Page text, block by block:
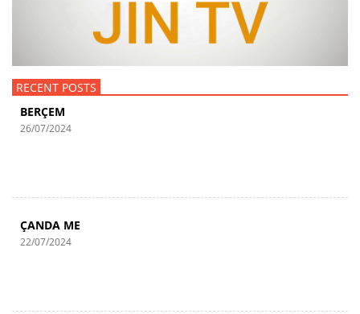
RECENT POSTS
BERÇEM
26/07/2024
ÇANDA ME
22/07/2024